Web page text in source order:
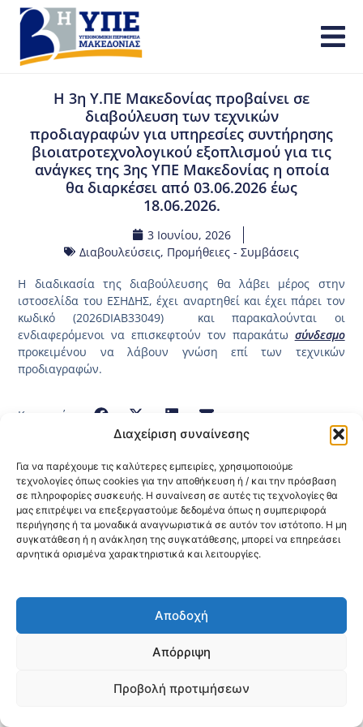
Διαχείριση συναίνεσης
Για να παρέχουμε τις καλύτερες εμπειρίες, χρησιμοποιούμε
τεχνολογίες όπως cookies για την αποθήκευση ή / και την πρόσβαση
σε πληροφορίες συσκευής. Η συναίνεση σε αυτές τις τεχνολογίες θα
μας επιτρέψει να επεξεργαστούμε δεδομένα όπως η συμπεριφορά
περιήγησης ή τα μοναδικά αναγνωριστικά σε αυτόν τον ιστότοπο. Η μη
συγκατάθεση ή η ανάκληση της συγκατάθεσης, μπορεί να επηρεάσει
αρνητικά ορισμένα χαρακτηριστικά και λειτουργίες.
Αποδοχή
Απόρριψη
Προβολή προτιμήσεων
Η 3η Υ.ΠΕ Μακεδονίας προβαίνει σε
διαβούλευση των τεχνικών
προδιαγραφών για υπηρεσίες συντήρησης
βιοιατροτεχνολογικού εξοπλισμού για τις
ανάγκες της 3ης ΥΠΕ Μακεδονίας η οποία
θα διαρκέσει από 03.06.2026 έως
18.06.2026.
3 Ιουνίου, 2026
Διαβουλεύσεις, Προμήθειες - Συμβάσεις
Η διαδικασία της διαβούλευσης θα λάβει μέρος στην
ιστοσελίδα του ΕΣΗΔΗΣ, έχει αναρτηθεί και έχει πάρει τον
κωδικό (2026DIAB33049) και παρακαλούνται οι
ενδιαφερόμενοι να επισκεφτούν τον παρακάτω σύνδεσμο
προκειμένου να λάβουν γνώση επί των τεχνικών
προδιαγραφών.
Κοινοποίηση:
Πολιτική Προστασίας Δεδομένων
Θεσσαλονίκη, ΕλλάδαΤηλ: +30 2311 226 200
email: 3ype@3ype.gr
Page Visits: 00016 Website Visits: 1597311